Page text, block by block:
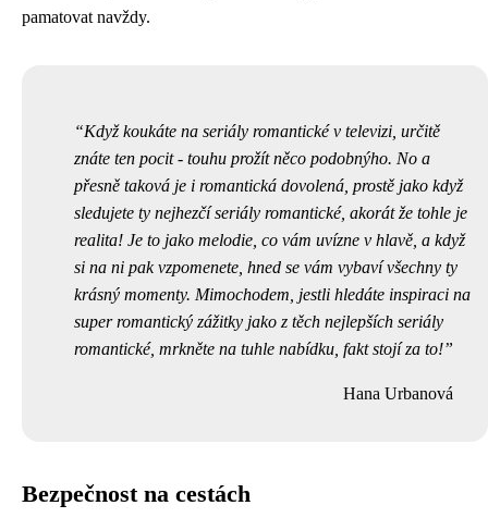
pamatovat navždy.
Když koukáte na seriály romantické v televizi, určitě
znáte ten pocit - touhu prožít něco podobnýho. No a
přesně taková je i romantická dovolená, prostě jako když
sledujete ty nejhezčí seriály romantické, akorát že tohle je
realita! Je to jako melodie, co vám uvízne v hlavě, a když
si na ni pak vzpomenete, hned se vám vybaví všechny ty
krásný momenty. Mimochodem, jestli hledáte inspiraci na
super romantický zážitky jako z těch nejlepších seriály
romantické, mrkněte na tuhle nabídku , fakt stojí za to!
Hana Urbanová
Bezpečnost na cestách